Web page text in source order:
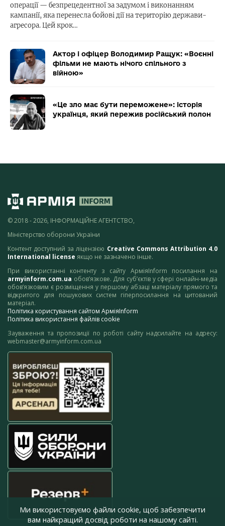
операції — безпрецедентної за задумом і виконанням
кампанії, яка перенесла бойові дії на територію держави-
агресора. Цей крок…
Актор і офіцер Володимир Ращук: «Воєнні
фільми не мають нічого спільного з
війною»
«Це зло має бути переможене»: історія
українця, який пережив російський полон
© 2018 - 2026, ІНФОРМАЦІЙНЕ АГЕНТСТВО,
Міністерство оборони України
Контент доступний за ліцензією Creative Commons Attribution 4.0
International license якщо не зазначено інше.
При використанні контенту з сайту АрміяInform посилання на
armyinform.com.ua обов’язкове. Для суб’єктів у сфері онлайн-медіа
обов’язковим є розміщення у першому абзаці матеріалу прямого та
відкритого для пошукових систем гіперпосилання на цитований
матеріал.
Політика користування сайтом АрміяInform
Політика використання файлів cookie
Зауваження та пропозиції по роботі сайту надсилайте на адресу:
webmaster@armyinform.com.ua
Ми використовуємо файли cookie, щоб забезпечити
вам найкращий досвід роботи на нашому сайті.